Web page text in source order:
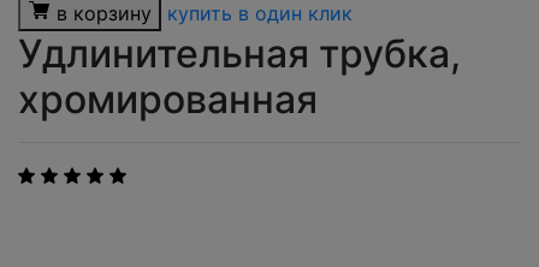
в корзину
купить в один клик
Удлинительная трубка,
хромированная